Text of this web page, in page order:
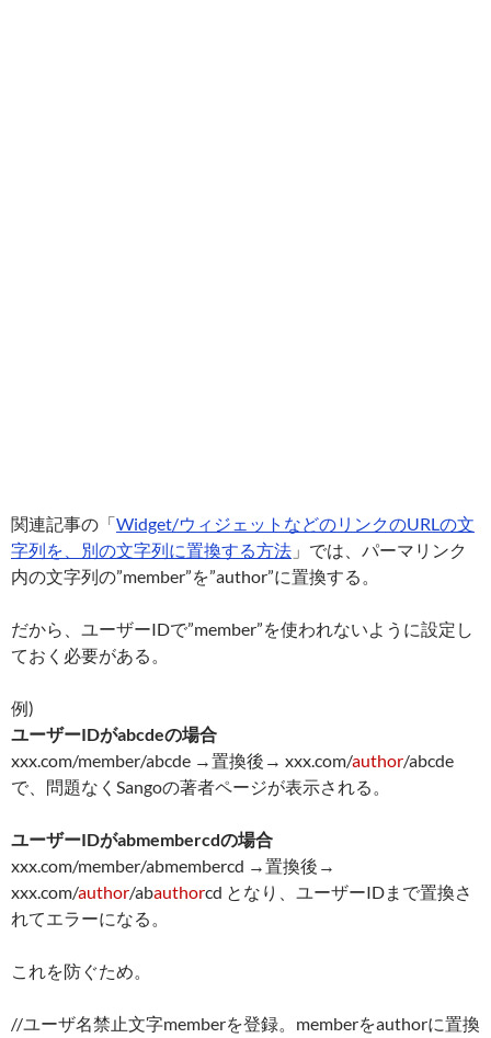
関連記事の「Widget/ウィジェットなどのリンクのURLの文
字列を、別の文字列に置換する方法 」では、パーマリンク
内の文字列の”member”を”author”に置換する。
だから、ユーザーIDで”member”を使われないように設定し
ておく必要がある。
例)
ユーザーIDがabcdeの場合
xxx.com/member/abcde →置換後→ xxx.com/author/abcde
で、問題なくSangoの著者ページが表示される。
ユーザーIDがabmembercdの場合
xxx.com/member/abmembercd →置換後→
xxx.com/author/abauthorcd となり、ユーザーIDまで置換さ
れてエラーになる。
これを防ぐため。
//ユーザ名禁止文字memberを登録。memberをauthorに置換